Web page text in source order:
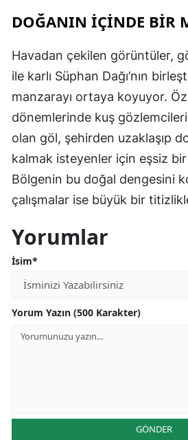
DOĞANIN İÇİNDE BİR
Havadan çekilen görüntüler,
ile karlı Süphan Dağı’nın
manzarayı ortaya koyuyor.
dönemlerinde kuş
olan göl, şehirden uzaklaşıp
kalmak isteyenler için eşsiz
Bölgenin bu doğal dengesini
çalışmalar ise büyük bir
Yorumlar
İsim*
Yorum Yazın (500 Karakter)
GÖNDER